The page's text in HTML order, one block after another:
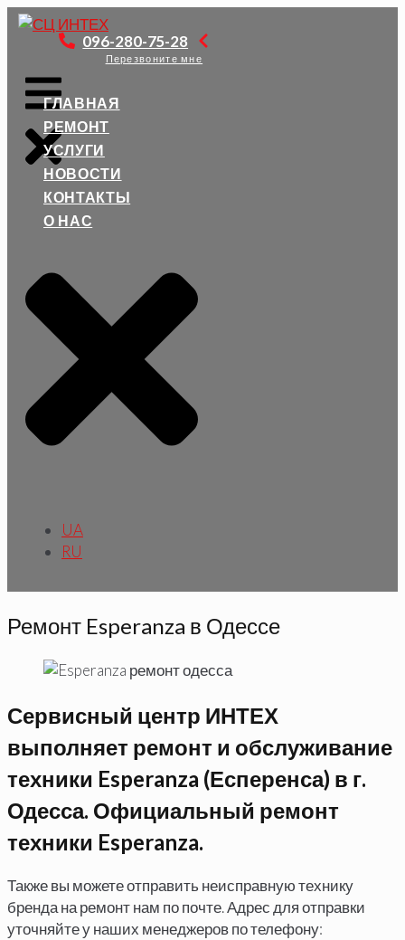
Перейти
096-280-75-28
Перезвоните мне
ГЛАВНАЯ
РЕМОНТ
УСЛУГИ
НОВОСТИ
КОНТАКТЫ
О НАС
UA
RU
Ремонт Esperanza в Одессе
Сервисный центр ИНТЕХ
выполняет ремонт и обслуживание
техники Esperanza (Есперенса) в г.
Одесса. Официальный ремонт
техники Esperanza.
Также вы можете отправить неисправную технику
бренда на ремонт нам по почте. Адрес для отправки
уточняйте у наших менеджеров по телефону: